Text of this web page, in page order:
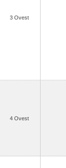
3 Ovest
4 Ovest